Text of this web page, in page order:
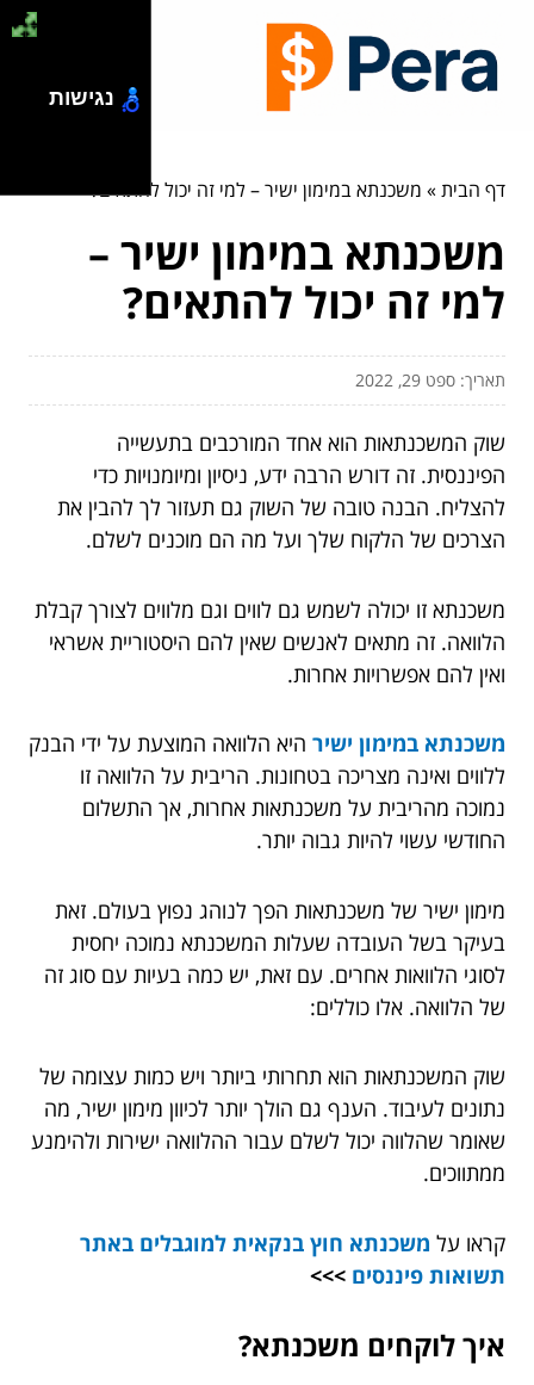
דף הבית» משכנתא במימון ישיר – למי זה יכול להתאים?
משכנתא במימון ישיר –
למי זה יכול להתאים?
תאריך: ספט 29, 2022
שוק המשכנתאות הוא אחד המורכבים בתעשייה
הפיננסית. זה דורש הרבה ידע, ניסיון ומיומנויות כדי
להצליח. הבנה טובה של השוק גם תעזור לך להבין את
הצרכים של הלקוח שלך ועל מה הם מוכנים לשלם.
משכנתא זו יכולה לשמש גם לווים וגם מלווים לצורך קבלת
הלוואה. זה מתאים לאנשים שאין להם היסטוריית אשראי
ואין להם אפשרויות אחרות.
משכנתא במימון ישיר היא הלוואה המוצעת על ידי הבנק
ללווים ואינה מצריכה בטחונות. הריבית על הלוואה זו
נמוכה מהריבית על משכנתאות אחרות, אך התשלום
החודשי עשוי להיות גבוה יותר.
מימון ישיר של משכנתאות הפך לנוהג נפוץ בעולם. זאת
בעיקר בשל העובדה שעלות המשכנתא נמוכה יחסית
לסוגי הלוואות אחרים. עם זאת, יש כמה בעיות עם סוג זה
של הלוואה. אלו כוללים:
שוק המשכנתאות הוא תחרותי ביותר ויש כמות עצומה של
נתונים לעיבוד. הענף גם הולך יותר לכיוון מימון ישיר, מה
שאומר שהלווה יכול לשלם עבור ההלוואה ישירות ולהימנע
ממתווכים.
קראו על משכנתא חוץ בנקאית למוגבלים באתר
תשואות פיננסים >>>
איך לוקחים משכנתא?
נגישות